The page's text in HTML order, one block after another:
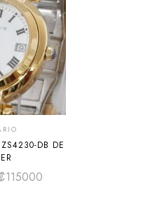
ZS4230-DB DE
115000